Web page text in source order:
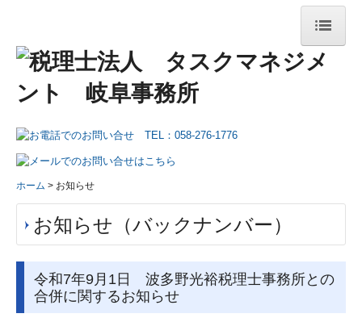
ホーム
法人紹介
法人紹介
経営理念
事務所の取り組み
税務ニュース
メディア掲載情報
ホーム お知らせ
お知らせ（バックナンバー）
令和7年9月1日 波多野光裕税理士事務所との
合併に関するお知らせ